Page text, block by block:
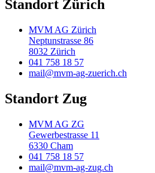
Standort Zürich
MVM AG Zürich
Neptunstrasse 86
8032 Zürich
041 758 18 57
mail@mvm-ag-zuerich.ch
Standort Zug
MVM AG ZG
Gewerbestrasse 11
6330 Cham
041 758 18 57
mail@mvm-ag-zug.ch